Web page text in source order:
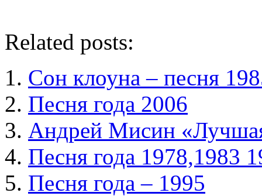
Related posts:
Сон клоуна – песня
Песня года 2006
Андрей Мисин
Песня года 1978,1983
Песня года – 1995